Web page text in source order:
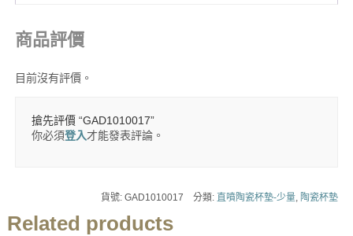
商品評價
目前沒有評價。
搶先評價 “GAD1010017”
你必須登入才能發表評論。
貨號:GAD1010017 分類: 直噴陶瓷杯墊-少量 陶瓷杯墊
Related products